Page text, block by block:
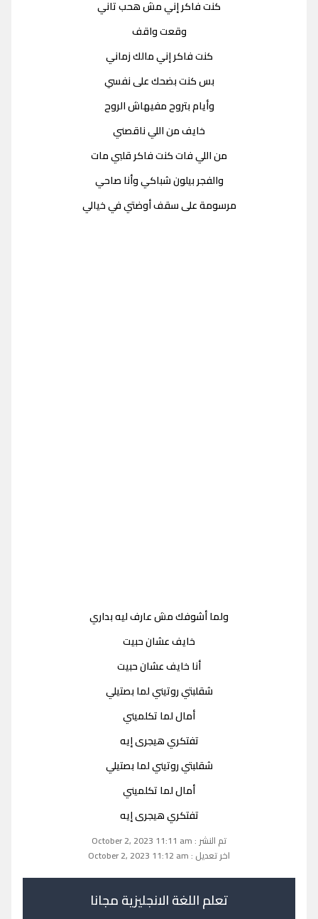
كنت فاكر إني مش هحب تاني
وقعت واقف
كنت فاكر إني مالك زماني
بس كنت بضحك على نفسي
وأيام بتروح مفيهاش الروح
خايف من اللي ناقصني
من اللي فات كنت فاكر قلبي مات
والفجر بيلون شباكي وأنا صاحي
مرسومة على سقف أوضتي في خيالي
ولما أشوفك مش عارف ليه بداري
خايف عشان حبيت
أنا خايف عشان حبيت
شقلبتي روتيني لما بصتيلي
أمال لما تكلميني
تفتكري هيجرى إيه
شقلبتي روتيني لما بصتيلي
أمال لما تكلميني
تفتكري هيجرى إيه
تم النشر : October 2, 2023 11:11 am
اخر تعديل : October 2, 2023 11:12 am
تعلم اللغة الانجليزية مجانا